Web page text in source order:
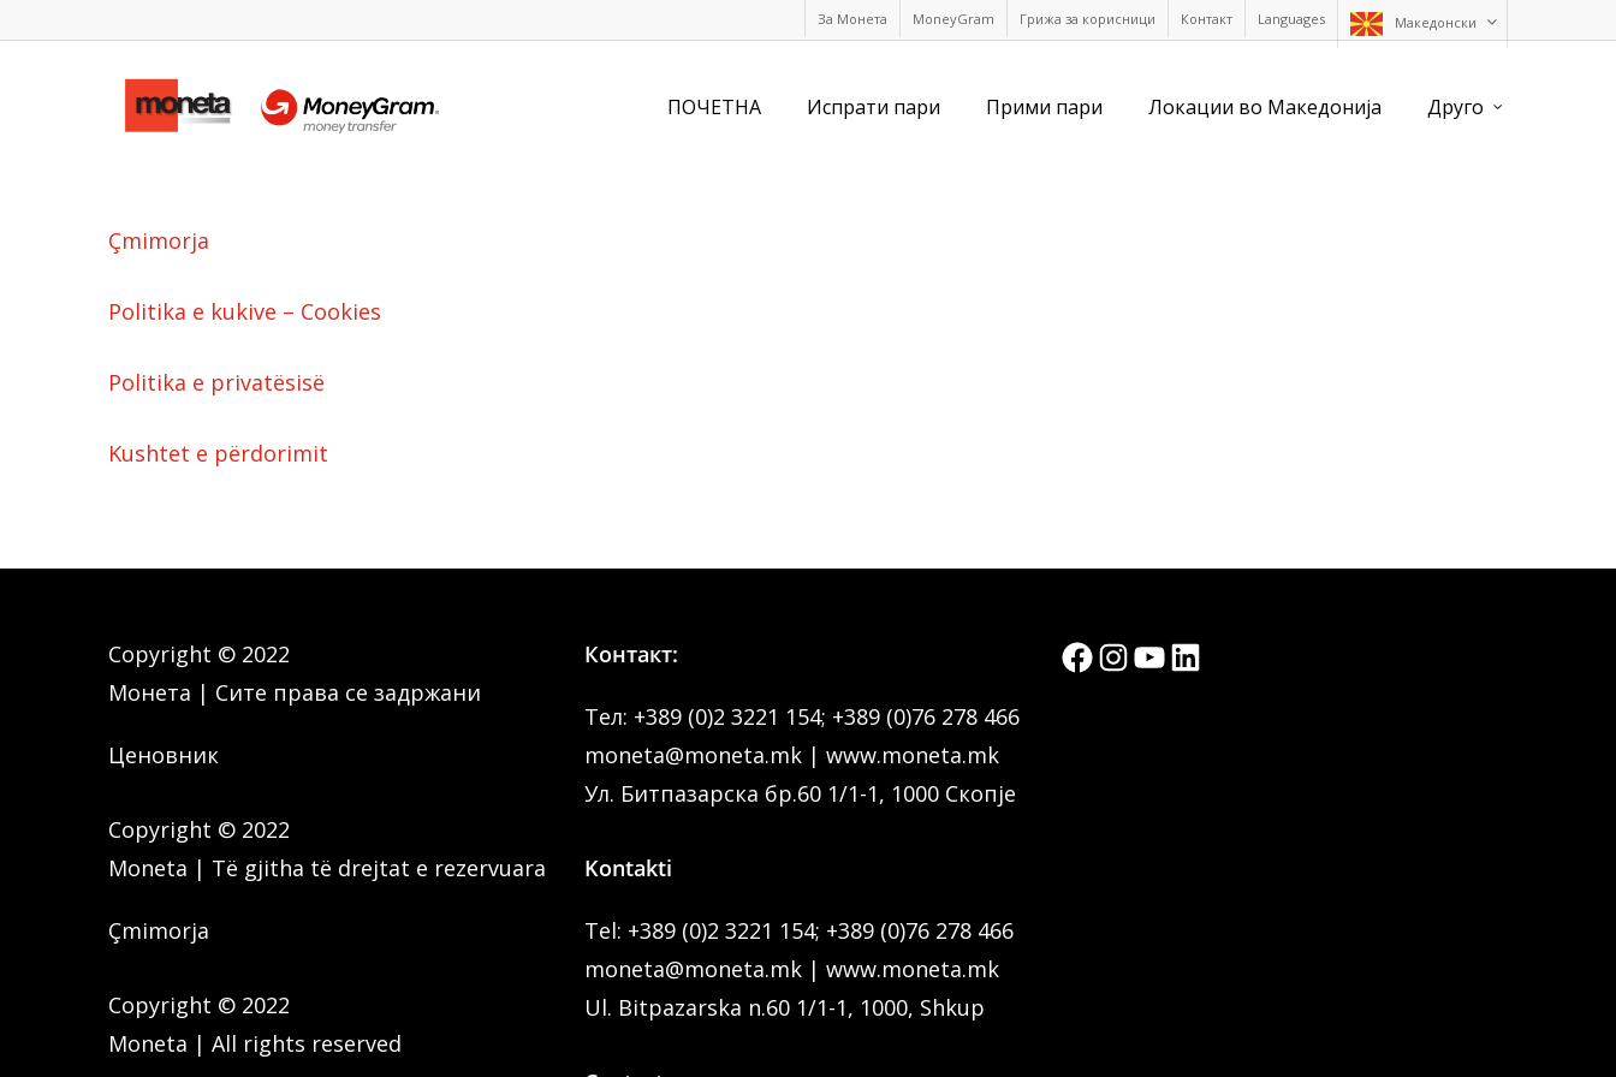
За Монета MoneyGram Грижа за корисници Контакт Languages Македонски
ПОЧЕТНА Испрати пари Прими пари Локации во Македонија Друго
Çmimorja
Politika e kukive – Cookies
Politika e privatësisë
Kushtet e përdorimit
Copyright © 2022
Монета | Сите права се задржани
Ценовник
Copyright © 2022
Moneta | Të gjitha të drejtat e rezervuara
Çmimorja
Copyright © 2022
Moneta | All rights reserved
Контакт:
Тел: +389 (0)2 3221 154; +389 (0)76 278 466
moneta@moneta.mk| www.moneta.mk
Ул. Битпазарска бр.60 1/1-1, 1000 Скопје
Kontakti
Tel: +389 (0)2 3221 154; +389 (0)76 278 466
moneta@moneta.mk| www.moneta.mk
Ul. Bitpazarska n.60 1/1-1, 1000, Shkup